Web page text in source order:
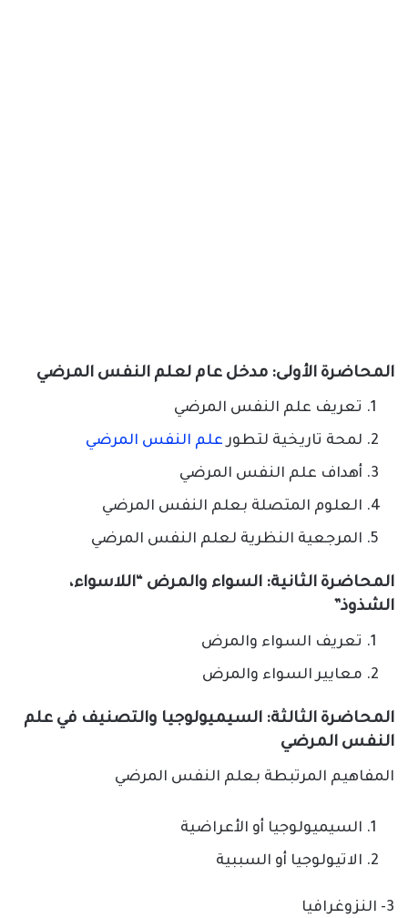
المحاضرة الأولى: مدخل عام لعلم النفس المرضي
تعريف علم النفس المرضي
لمحة تاريخية لتطورعلم النفس المرضي
أهداف علم النفس المرضي
العلوم المتصلة بعلم النفس المرضي
المرجعية النظرية لعلم النفس المرضي
المحاضرة الثانية: السواء والمرض “اللاسواء،
الشذوذ”
تعريف السواء والمرض
معايير السواء والمرض
المحاضرة الثالثة: السيميولوجيا والتصنيف في علم
النفس المرضي
المفاهيم المرتبطة بعلم النفس المرضي
السيميولوجيا أو الأعراضية
الاتيولوجيا أو السببية
3- النزوغرافيا